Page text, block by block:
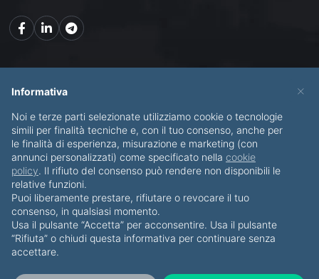
CHI SONO SERVIZI
BLOG CONTATTI
© Copyright 2012-2026 Piero Di Bello & Partners
Tutti i diritti riservati
×
Informativa
Noi e terze parti selezionate utilizziamo cookie o tecnologie
simili per finalità tecniche e, con il tuo consenso, anche per
le finalità di esperienza, misurazione e marketing (con
annunci personalizzati) come specificato nella cookie
policy. Il rifiuto del consenso può rendere non disponibili le
relative funzioni.
Puoi liberamente prestare, rifiutare o revocare il tuo
consenso, in qualsiasi momento.
Usa il pulsante “Accetta” per acconsentire. Usa il pulsante
“Rifiuta” o chiudi questa informativa per continuare senza
accettare.